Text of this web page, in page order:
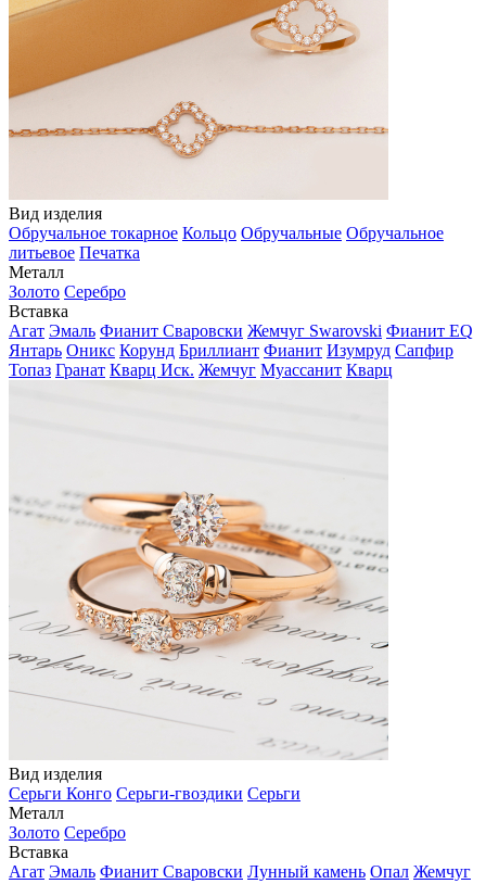
Вид изделия
Обручальное токарное Кольцо Обручальные Обручальное
литьевое Печатка
Металл
Золото Серебро
Вставка
Агат Эмаль Фианит Сваровски Жемчуг Swarovski Фианит EQ
Янтарь Оникс Корунд Бриллиант Фианит Изумруд Сапфир
Топаз Гранат Кварц Иск. Жемчуг Муассанит Кварц
Вид изделия
Серьги Конго Серьги-гвоздики Серьги
Металл
Золото Серебро
Вставка
Агат Эмаль Фианит Сваровски Лунный камень Опал Жемчуг